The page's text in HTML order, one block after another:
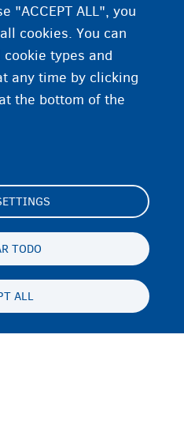
"ACCEPT ALL", you
cookies. You can
types and
any time by clicking
the bottom of the
TODO
ALL